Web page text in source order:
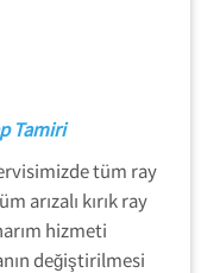
Tamiri
tüm ray
arızalı kırık ray
hizmeti
değiştirilmesi